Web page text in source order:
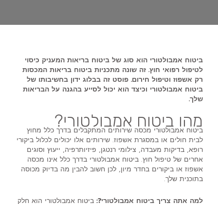
ביטוח אמבולטורי הוא סוג של ביטוח בריאות המעניק כיסוי
לטיפול רפואי חוץ. זה שונה מתכניות ביטוח בריאות המכסות
רק אשפוז וטיפול חירום. פוסט זה בבלוג ידון בחשיבותו של
ביטוח אמבולטורי וכיצד הוא יכול לסייע בהגנה על הבריאות
שלך.
מהו ביטוח אמבולטורי?
ביטוח אמבולטורי מכסה שירותים המתקבלים בדרך כלל מחוץ
לבית חולים או במסגרת אשפוז. שירותים אלו יכולים לכלול ביקורי
רופא, בדיקות מעבדה, צילומי רנטגן, פיזיותרפיה, ייעוץ וסוגים
אחרים של טיפול חוץ. ביטוח אמבולטורי בדרך כלל אינו מכסה
אשפוז או ביקורים בחדר מיון, לכן חשוב להבין מה בדיוק מכוסה
בתוכנית שלך.
למה אתה צריך ביטוח אמבולטורי?: ביטוח אמבולטורי הוא חלק